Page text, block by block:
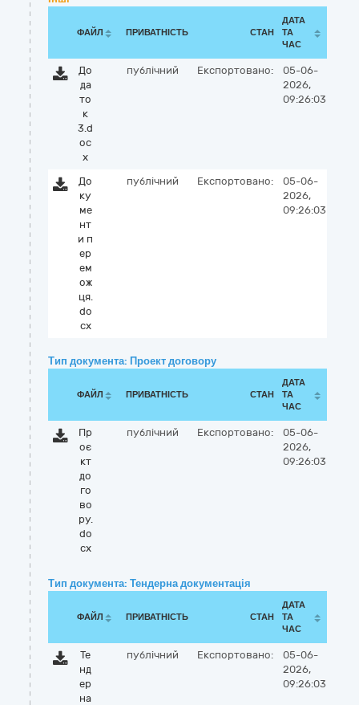
ФАЙЛ ПРИВАТНІСТЬ СТАН
ДАТА
ТА
ЧАС
До
да
то
к
3.d
oc
x
публічний Експортовано:
05-06-
2026,
09:26:03
До
ку
ме
нт
и п
ер
ем
ож
ця.
do
cx
публічний Експортовано:
05-06-
2026,
09:26:03
Тип документа: Проект договору
ФАЙЛ ПРИВАТНІСТЬ СТАН
ДАТА
ТА
ЧАС
Пр
оє
кт
до
го
во
ру.
do
cx
публічний Експортовано:
05-06-
2026,
09:26:03
Тип документа: Тендерна документація
ФАЙЛ ПРИВАТНІСТЬ СТАН
ДАТА
ТА
ЧАС
Те
нд
ер
на
публічний Експортовано:
05-06-
2026,
09:26:03